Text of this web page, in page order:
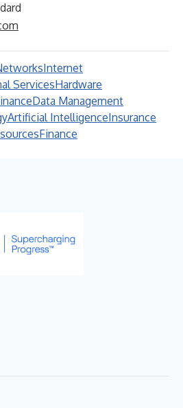
Internet
ServicesHardware
Data Management
Artificial IntelligenceInsurance
Finance